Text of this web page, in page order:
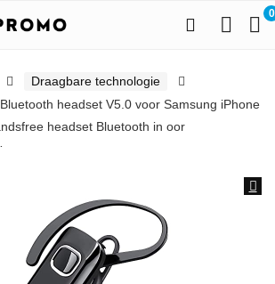
0
Draagbare technologie
Bluetooth headset V5.0 voor Samsung iPhone
headset Bluetooth in oor